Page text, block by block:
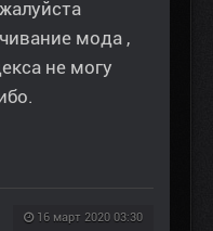
мода ,
не могу
16 март 2020 03:30